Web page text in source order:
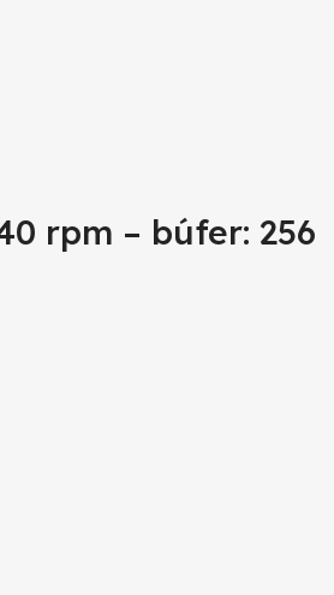
rpm – búfer: 256